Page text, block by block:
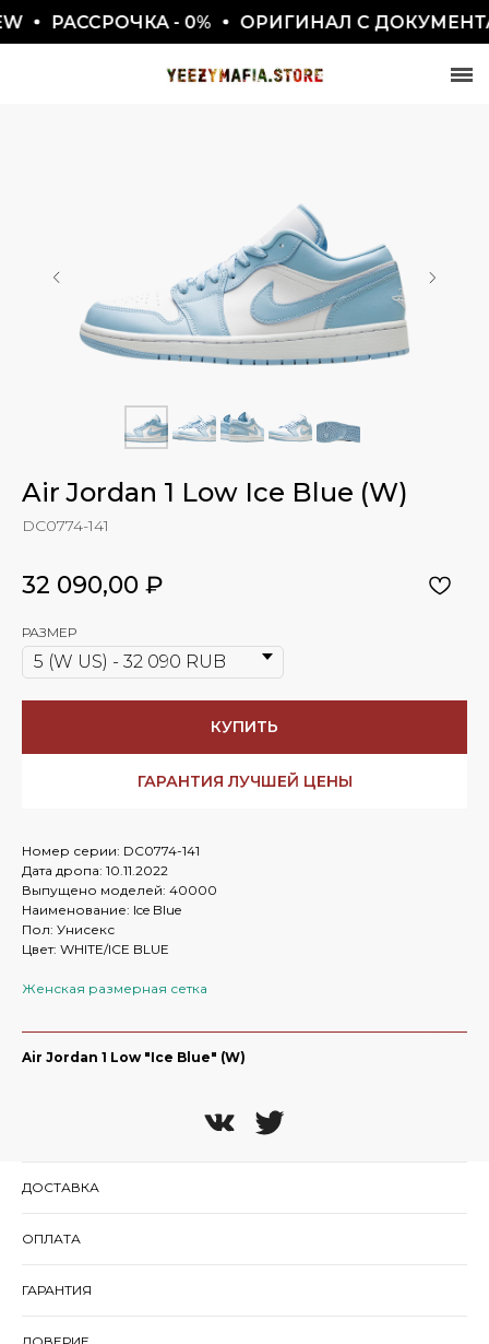
РАССРОЧКА - 0% ОРИГИНАЛ С
ПО ПРОМОКОДУ BLACKFRIDAY
Air Jordan 1 Low Ice Blue (W)
DC0774-141
32 090,00 ₽
РАЗМЕР
КУПИТЬ
ГАРАНТИЯ ЛУЧШЕЙ ЦЕНЫ
Номер серии: DC0774-141
Дата дропа: 10.11.2022
Выпущено моделей: 40000
Наименование: Ice Blue
Пол: Унисекс
Цвет: WHITE/ICE BLUE
Женская размерная сетка
Air Jordan 1 Low "Ice Blue" (W)
ДОСТАВКА
ОПЛАТА
ГАРАНТИЯ